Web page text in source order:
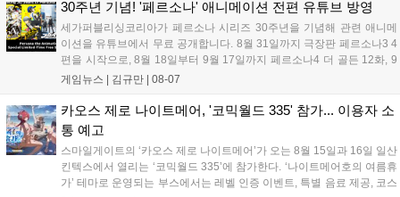
따뜻한 실천에 참여한 모든 임직원에게 감사의 뜻을 전하며 헌혈 문화
확산에 앞장섰습니다....
30주년 기념! '페르소나' 애니메이션 전편 유튜브 방영
세가퍼블리싱코리아가 페르소나 시리즈 30주년을 기념해 관련 애니메
이션을 유튜브에서 무료 공개합니다. 8월 31일까지 극장판 페르소나3 4
편을 시작으로, 8월 18일부터 9월 17일까지 페르소나4 더 골든 12화, 9
월 15일부터 10월 14일까지 페르소나5 시리즈가 순차 공개됩니다. 또한
영상 및 대형 전광판에 소개될 예정입니다....
게임뉴스 | 김규만 08-07
카오스 제로 나이트메어, '코믹월드 335' 참가... 이용자 소
통 예고
스마일게이트의 ‘카오스 제로 나이트메어’가 오는 8월 15일과 16일 일산
킨텍스에서 열리는 ‘코믹월드 335’에 참가한다. ‘나이트메어호의 여름휴
가’ 테마로 운영되는 부스에서는 레벨 인증 이벤트, 특별 음료 제공, 코스